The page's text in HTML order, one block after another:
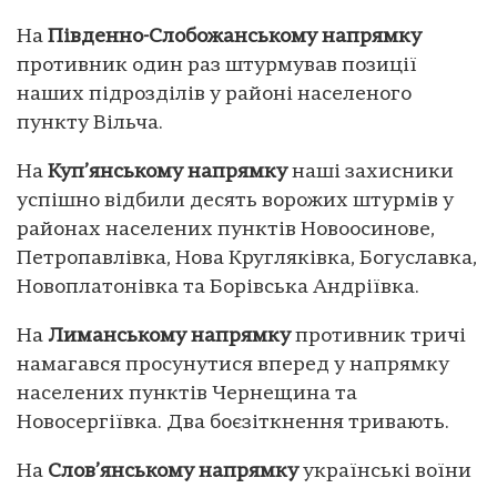
На Південно-Слобожанському напрямку
противник один раз штурмував позиції
наших підрозділів у районі населеного
пункту Вільча.
На Куп’янському напрямкунаші захисники
успішно відбили десять ворожих штурмів у
районах населених пунктів Новоосинове,
Петропавлівка, Нова Кругляківка, Богуславка,
Новоплатонівка та Борівська Андріївка.
На Лиманському напрямкупротивник тричі
намагався просунутися вперед у напрямку
населених пунктів Чернещина та
Новосергіївка. Два боєзіткнення тривають.
На Слов’янському напрямкуукраїнські воїни